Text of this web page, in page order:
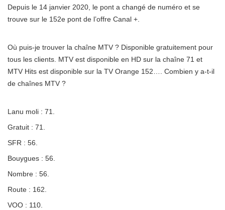
Depuis le 14 janvier 2020, le pont a changé de numéro et se
trouve sur le 152e pont de l’offre Canal +.
Où puis-je trouver la chaîne MTV ? Disponible gratuitement pour
tous les clients. MTV est disponible en HD sur la chaîne 71 et
MTV Hits est disponible sur la TV Orange 152…. Combien y a-t-il
de chaînes MTV ?
Lanu moli : 71.
Gratuit : 71.
SFR : 56.
Bouygues : 56.
Nombre : 56.
Route : 162.
VOO : 110.